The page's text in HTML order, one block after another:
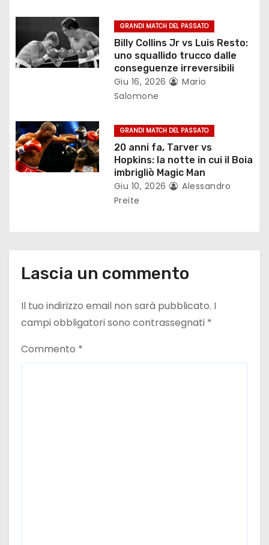
t
o
l
i
GRANDI MATCH DEL PASSATO
Billy Collins Jr vs Luis Resto:
uno squallido trucco dalle
conseguenze irreversibili
Giu 16, 2026
Mario
Salomone
GRANDI MATCH DEL PASSATO
20 anni fa, Tarver vs
Hopkins: la notte in cui il Boia
imbrigliò Magic Man
Giu 10, 2026
Alessandro
Preite
Lascia un commento
Il tuo indirizzo email non sarà pubblicato. I
campi obbligatori sono contrassegnati *
Commento *